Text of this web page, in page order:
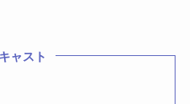
ャスト